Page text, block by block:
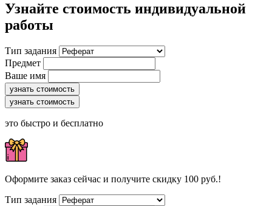
Узнайте стоимость индивидуальной
работы
Тип задания
Предмет
Ваше имя
узнать стоимость
узнать стоимость
это быстро и бесплатно
Оформите заказ сейчас и получите скидку 100 руб.!
Тип задания